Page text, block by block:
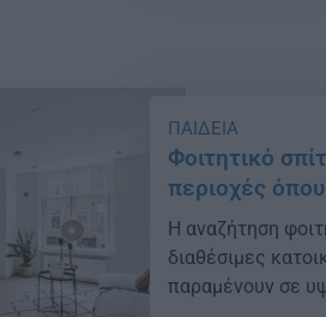
ΠΑΙΔΕΙΑ
Φοιτητικό
περιοχές
Η αναζήτηση
διαθέσιμες
παραμένουν σε